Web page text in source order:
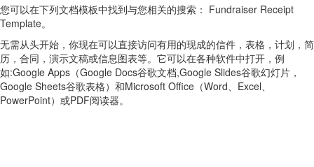
您可以在下列文档模板中找到与您相关的搜索： Fundraiser Receipt
Template。
无需从头开始，你现在可以直接访问有用的现成的信件，表格，计划，简
历，合同，演示文稿或信息图表等。它可以在各种软件中打开，例
如:Google Apps（Google Docs谷歌文档,Google Slides谷歌幻灯片，
Google Sheets谷歌表格）和Microsoft Office（Word、Excel、
PowerPoint）或PDF阅读器。